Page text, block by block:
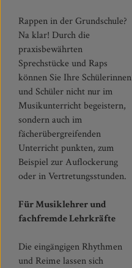
Rappen in der Grundschule?
Na klar! Durch die
praxisbewährten
Sprechstücke und Raps
können Sie Ihre Schülerinnen
und Schüler nicht nur im
Musikunterricht begeistern,
sondern auch im
fächerübergreifenden
Unterricht punkten, zum
Beispiel zur Auflockerung
oder in Vertretungsstunden.
Für Musiklehrer und
fachfremde Lehrkräfte
Die eingängigen Rhythmen
und Reime lassen sich